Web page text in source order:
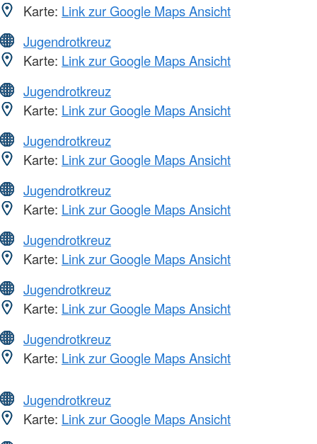
Karte: Link zur Google Maps Ansicht
Jugendrotkreuz
Karte: Link zur Google Maps Ansicht
Jugendrotkreuz
Karte: Link zur Google Maps Ansicht
Jugendrotkreuz
Karte: Link zur Google Maps Ansicht
Jugendrotkreuz
Karte: Link zur Google Maps Ansicht
Jugendrotkreuz
Karte: Link zur Google Maps Ansicht
Jugendrotkreuz
Karte: Link zur Google Maps Ansicht
Jugendrotkreuz
Karte: Link zur Google Maps Ansicht
Jugendrotkreuz
Karte: Link zur Google Maps Ansicht